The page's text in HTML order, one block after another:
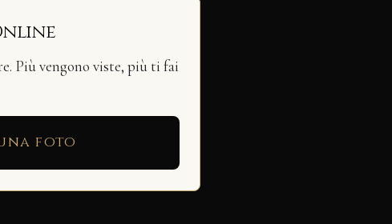
Più vengono viste, più ti fai
foto